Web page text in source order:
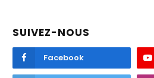
SUIVEZ-NOUS
Facebook